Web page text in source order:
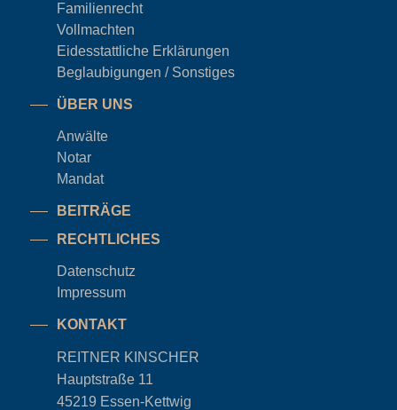
Familienrecht
Vollmachten
Eidesstattliche Erklärungen
Beglaubigungen / Sonstiges
ÜBER UNS
Anwälte
Notar
Mandat
BEITRÄGE
RECHTLICHES
Datenschutz
Impressum
KONTAKT
REITNER KINSCHER
Hauptstraße 11
45219 Essen-Kettwig